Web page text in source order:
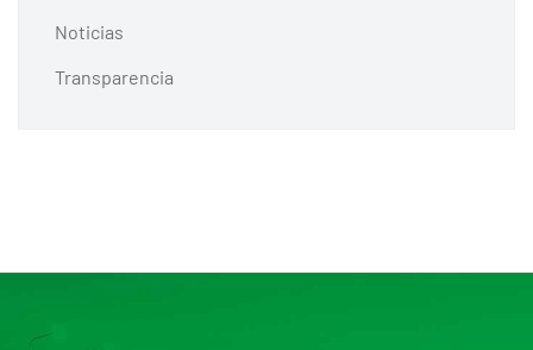
Noticias
Transparencia